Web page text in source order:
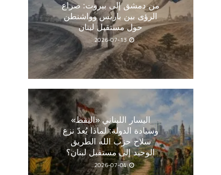
من دمشق إلى بيروت: صراع
الرؤى بين باريس وواشنطن
حول مستقبل لبنان
2026-07-13
اليسار اللبناني «اليقظ»
وسيادة الدولة: لماذا يُعدّ نزع
سلاح حزب الله الطريق
الوحيد إلى مستقبل لبنان؟
2026-07-04